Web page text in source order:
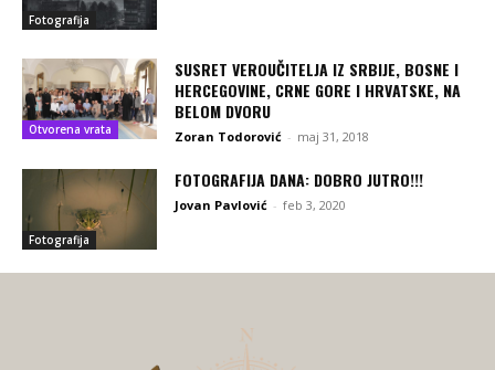
Fotografija
Otvorena vrata
SUSRET VEROUČITELJA IZ SRBIJE, BOSNE I
HERCEGOVINE, CRNE GORE I HRVATSKE, NA
BELOM DVORU
Zoran Todorović - maj 31, 2018
Fotografija
FOTOGRAFIJA DANA: DOBRO JUTRO!!!
Jovan Pavlović - feb 3, 2020